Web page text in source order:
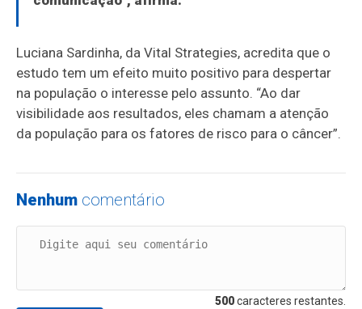
Luciana Sardinha, da Vital Strategies, acredita que o
estudo tem um efeito muito positivo para despertar
na população o interesse pelo assunto. “Ao dar
visibilidade aos resultados, eles chamam a atenção
da população para os fatores de risco para o câncer”.
Nenhum comentário
500caracteres restantes.